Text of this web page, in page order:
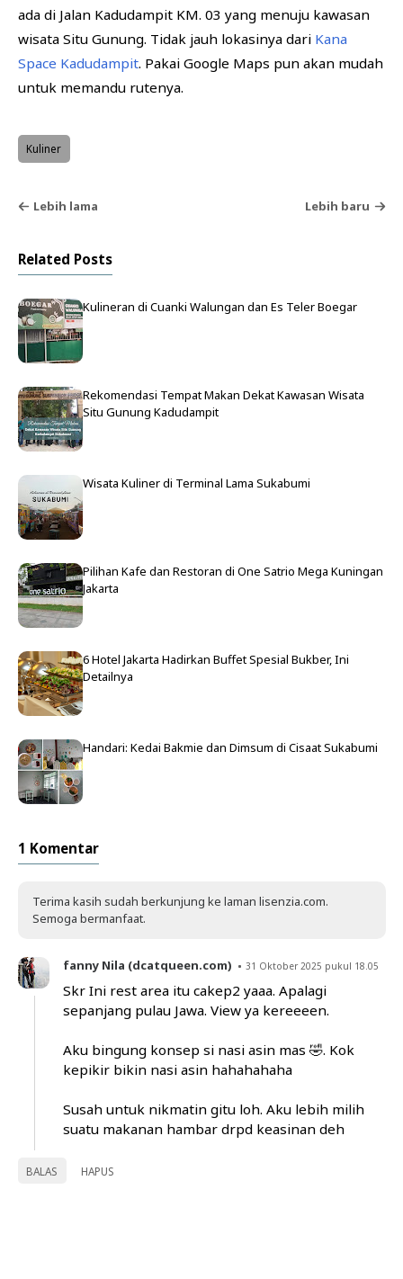
ada di Jalan Kadudampit KM. 03 yang menuju kawasan
wisata Situ Gunung. Tidak jauh lokasinya dari Kana
Space Kadudampit. Pakai Google Maps pun akan mudah
untuk memandu rutenya.
Kuliner
Lebih lama Lebih baru
Related Posts
Kulineran di Cuanki Walungan dan Es Teler Boegar
Rekomendasi Tempat Makan Dekat Kawasan Wisata
Situ Gunung Kadudampit
Wisata Kuliner di Terminal Lama Sukabumi
Pilihan Kafe dan Restoran di One Satrio Mega Kuningan
Jakarta
6 Hotel Jakarta Hadirkan Buffet Spesial Bukber, Ini
Detailnya
Handari: Kedai Bakmie dan Dimsum di Cisaat Sukabumi
1 Komentar
Terima kasih sudah berkunjung ke laman lisenzia.com.
Semoga bermanfaat.
fanny Nila (dcatqueen.com) 31 Oktober 2025 pukul 18.05
Skr Ini rest area itu cakep2 yaaa. Apalagi
sepanjang pulau Jawa. View ya kereeeen.
Aku bingung konsep si nasi asin mas 🤣. Kok
kepikir bikin nasi asin hahahahaha
Susah untuk nikmatin gitu loh. Aku lebih milih
suatu makanan hambar drpd keasinan deh
BALAS HAPUS